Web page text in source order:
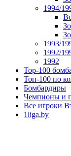
1994/
1993/
1992/
1992
Top-100
Топ-100 по
Бомбардиры
Чемпионы и
Все игроки
1liga.by